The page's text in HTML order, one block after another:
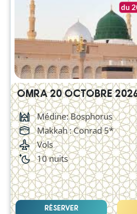
OMRA 20 OCTOBRE
Médine: Bosphorus
Makkah :Conrad 5*
Vols
10 nuits
du
RÉSERVER